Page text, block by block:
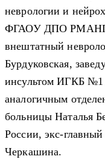
неврологии и
ФГАОУ ДПО
внештатный
Бурдуковская,
инсультом ИГКБ №1
аналогичным
больницы Наталья
России, экс-
Черкашина.